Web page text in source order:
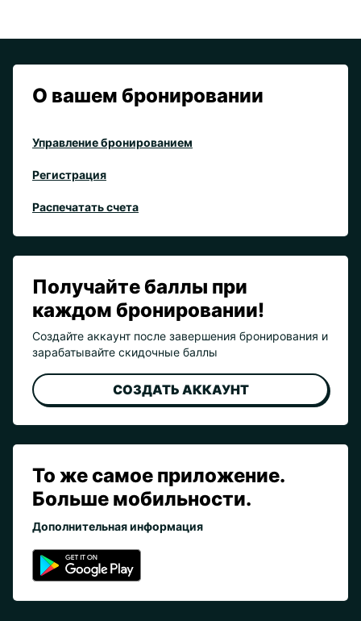
О вашем бронировании
Управление бронированием
Регистрация
Распечатать счета
Получайте баллы при
каждом бронировании!
Создайте аккаунт после завершения бронирования и
зарабатывайте скидочные баллы
СОЗДАТЬ АККАУНТ
То же самое приложение.
Больше мобильности.
Дополнительная информация